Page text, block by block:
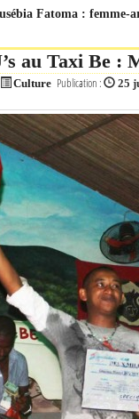
Fatoma : femme-
au Taxi Be :
Culture Publication : 25